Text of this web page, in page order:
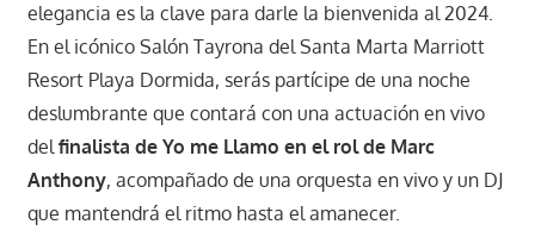
elegancia es la clave para darle la bienvenida al 2024.
En el icónico Salón Tayrona del Santa Marta Marriott
Resort Playa Dormida, serás partícipe de una noche
deslumbrante que contará con una actuación en vivo
delfinalista de Yo me Llamo en el rol de Marc
Anthony, acompañado de una orquesta en vivo y un DJ
que mantendrá el ritmo hasta el amanecer.